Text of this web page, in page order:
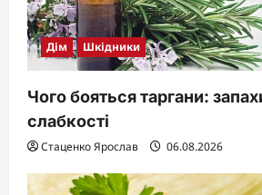
Дім Шкідники
Чого бояться таргани:
слабкості
Стаценко Ярослав 06.08.2026